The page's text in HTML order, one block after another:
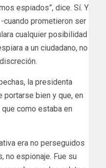
espiados”, dice. Sí. Y
prometieron ser
cualquier posibilidad
a un ciudadano, no
la presidenta
bien y que, en
como estaba en
era no perseguidos
no espionaje. Fue su